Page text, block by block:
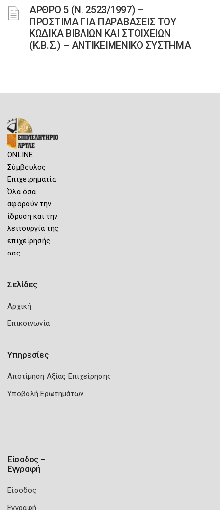
ΑΡΘΡΟ 5 (Ν. 2523/1997) –
ΠΡΟΣΤΙΜΑ ΓΙΑ ΠΑΡΑΒΑΣΕΙΣ ΤΟΥ
ΚΩΔΙΚΑ ΒΙΒΛΙΩΝ ΚΑΙ ΣΤΟΙΧΕΙΩΝ
(Κ.Β.Σ.) – ΑΝΤΙΚΕΙΜΕΝΙΚΟ ΣΥΣΤΗΜΑ
ONLINE
Σύμβουλος
Επιχειρηματία
Όλα όσα
αφορούν την
ίδρυση και την
λειτουργία της
επιχείρησής
σας.
Σελίδες
Αρχική
Επικοινωνία
Υπηρεσίες
Αποτίμηση Αξίας Επιχείρησης
Υποβολή Ερωτημάτων
Είσοδος –
Εγγραφή
Είσοδος
Εγγραφή